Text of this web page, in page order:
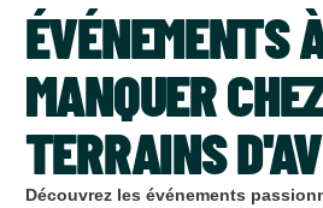
ÉVÉNEMENTS
MANQUER
TERRAINS
Découvrez les événements
FR